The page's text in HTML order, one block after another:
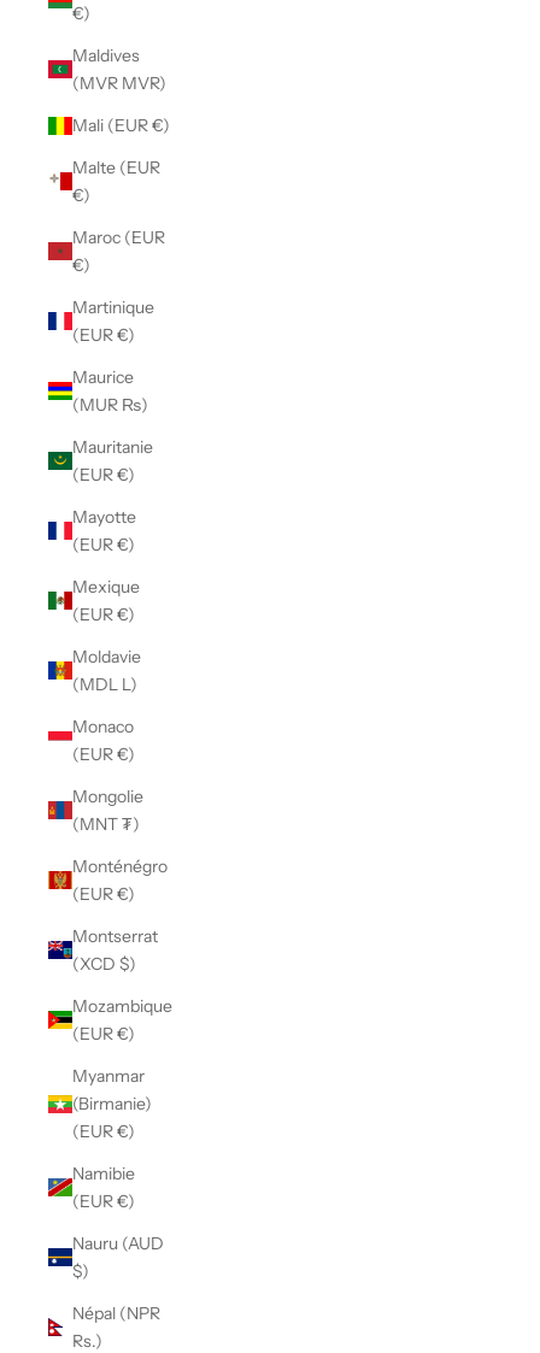
€)
Maldives
(MVR MVR)
Mali (EUR €)
Malte (EUR
€)
Maroc (EUR
€)
Martinique
(EUR €)
Maurice
(MUR ₨)
Mauritanie
(EUR €)
Mayotte
(EUR €)
Mexique
(EUR €)
Moldavie
(MDL L)
Monaco
(EUR €)
Mongolie
(MNT ₮)
Monténégro
(EUR €)
Montserrat
(XCD $)
Mozambique
(EUR €)
Myanmar
(Birmanie)
(EUR €)
Namibie
(EUR €)
Nauru (AUD
$)
Népal (NPR
Rs.)